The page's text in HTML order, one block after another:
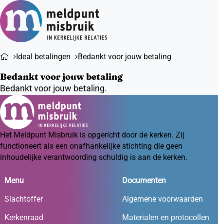
Ideal betalingen Bedankt voor jouw betaling
Bedankt voor jouw betaling
Bedankt voor jouw betaling.
Het Meldpunt Misbruik is opgericht door de kerken. Zij
functioneert als een onafhankelijke stichting die geen
inhoudelijke verantwoording schuldig is aan de kerken.
Menu
Slachtoffer
Kerkenraad
Documenten
Algemene voorwaarden
Materialen en protocollen